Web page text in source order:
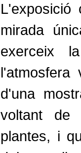
mirada
exerceix
l'atmosfera
d'una
voltant de
plantes, i